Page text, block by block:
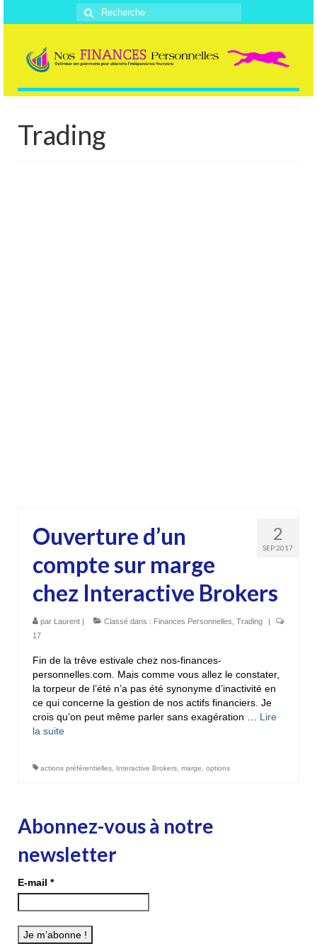
Rechercher
:
Trading
2
SEP 2017
Ouverture d’un
compte sur marge
chez Interactive Brokers
par Laurent | Classé dans : Finances Personnelles Trading
|
17
Fin de la trêve estivale chez nos-finances-
personnelles.com. Mais comme vous allez le constater,
la torpeur de l’été n’a pas été synonyme d’inactivité en
ce qui concerne la gestion de nos actifs financiers. Je
crois qu’on peut même parler sans exagération … Lire
la suite­­
actions préférentielles Interactive Brokers marge options
Abonnez-vous à notre
newsletter
E-mail *